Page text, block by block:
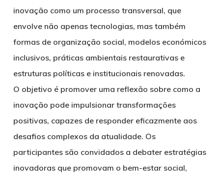
inovação como um processo transversal, que
envolve não apenas tecnologias, mas também
formas de organização social, modelos económicos
inclusivos, práticas ambientais restaurativas e
estruturas políticas e institucionais renovadas.
O objetivo é promover uma reflexão sobre como a
inovação pode impulsionar transformações
positivas, capazes de responder eficazmente aos
desafios complexos da atualidade. Os
participantes são convidados a debater estratégias
inovadoras que promovam o bem-estar social,